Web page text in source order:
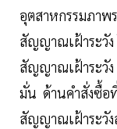
อุตสาหกรรมภาพ
สัญญาณเฝ้าระวัง
สัญญาณเฝ้าระวัง
มั่น ด้านคำสั่งซื้อ
สัญญาณเฝ้าระวัง